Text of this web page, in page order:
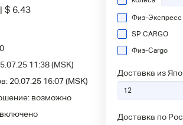
| $ 6.43
11:38(MSK)
20.07.25 16:07(MSK)
возможно
включено
Физ-Экспресс
SP CARGO
Физ-Сargo
Доставка из
Доставка по